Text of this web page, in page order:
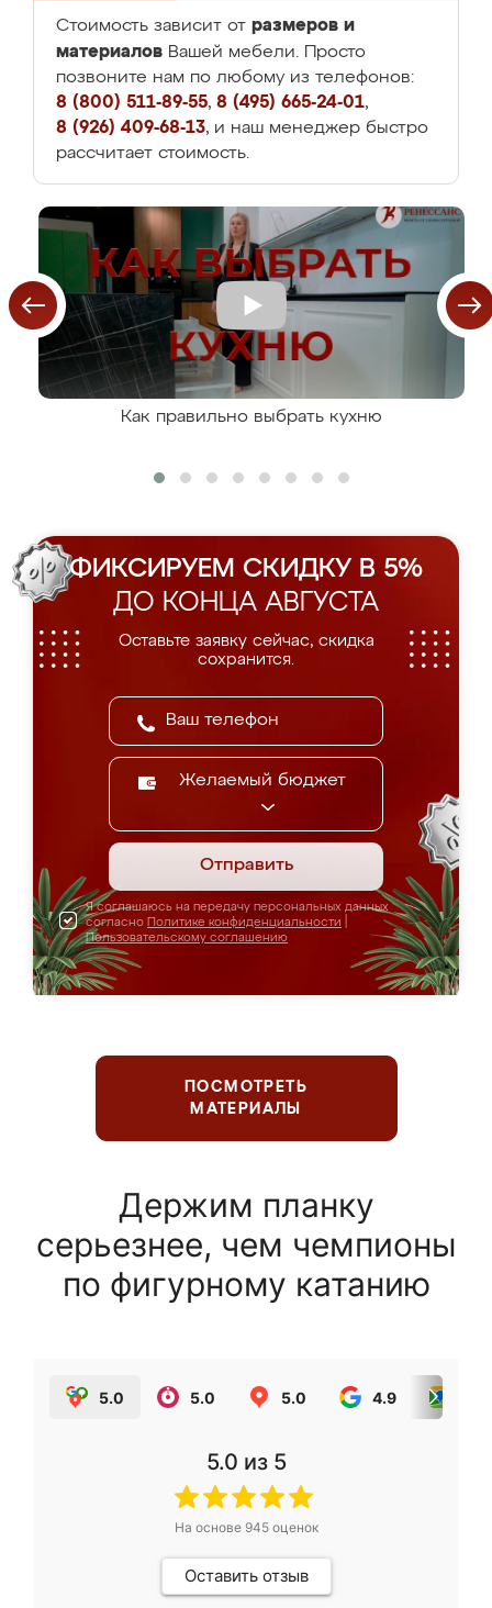
Стоимость зависит от размеров и
материалов Вашей мебели. Просто
позвоните нам по любому из телефонов:
8 (800) 511-89-55, 8 (495) 665-24-01,
8 (926) 409-68-13, и наш менеджер быстро
рассчитает стоимость.
Как правильно выбрать кухню
ФИКСИРУЕМ СКИДКУ В 5%
ДО КОНЦА АВГУСТА
Оставьте заявку сейчас, скидка
сохранится.
Желаемый бюджет
Отправить
Я соглашаюсь на передачу персональных данных
согласно Политике конфиденциальности
Пользовательскому соглашению
ПОСМОТРЕТЬ
МАТЕРИАЛЫ
Держим планку
серьезнее, чем чемпионы
по фигурному катанию
5.0 5.0 5.0 4.9
5.0 из 5
На основе 945оценок
Оставить отзыв